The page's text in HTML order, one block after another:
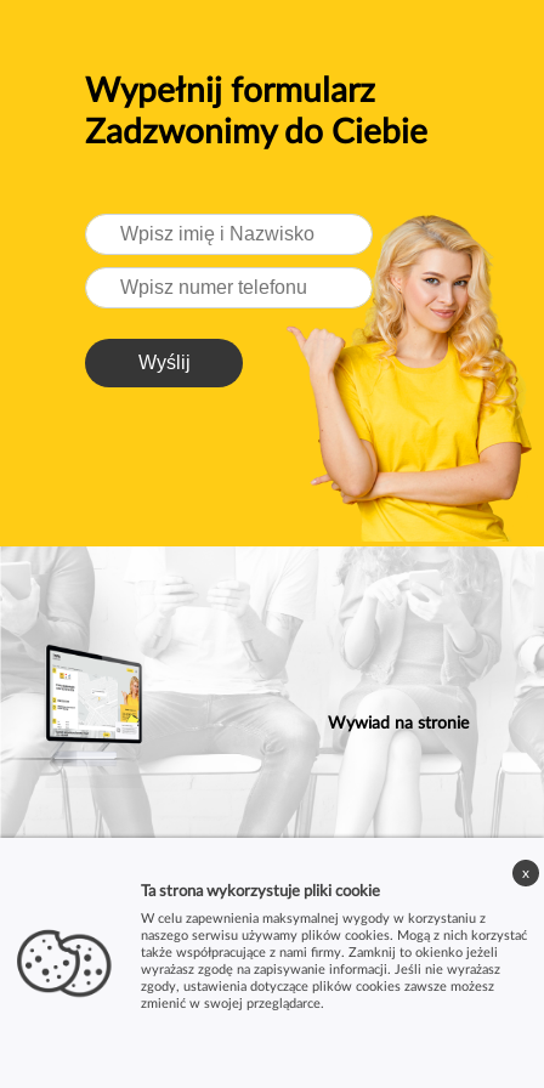
Wypełnij formularz
Zadzwonimy do Ciebie
Wyślij
Wywiad na stronie
Ta strona wykorzystuje pliki cookie
W celu zapewnienia maksymalnej wygody w korzystaniu z
naszego serwisu używamy plików cookies. Mogą z nich korzystać
także współpracujące z nami firmy. Zamknij to okienko jeżeli
wyrażasz zgodę na zapisywanie informacji. Jeśli nie wyrażasz
zgody, ustawienia dotyczące plików cookies zawsze możesz
zmienić w swojej przeglądarce.
x